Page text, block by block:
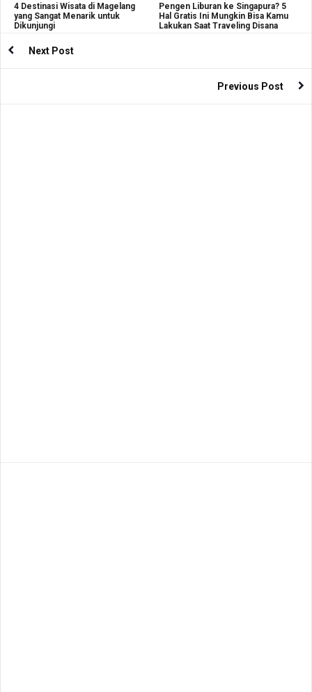
4 Destinasi Wisata di Magelang
yang Sangat Menarik untuk
Dikunjungi
Pengen Liburan ke Singapura? 5
Hal Gratis Ini Mungkin Bisa Kamu
Lakukan Saat Traveling Disana
Next Post
Previous Post